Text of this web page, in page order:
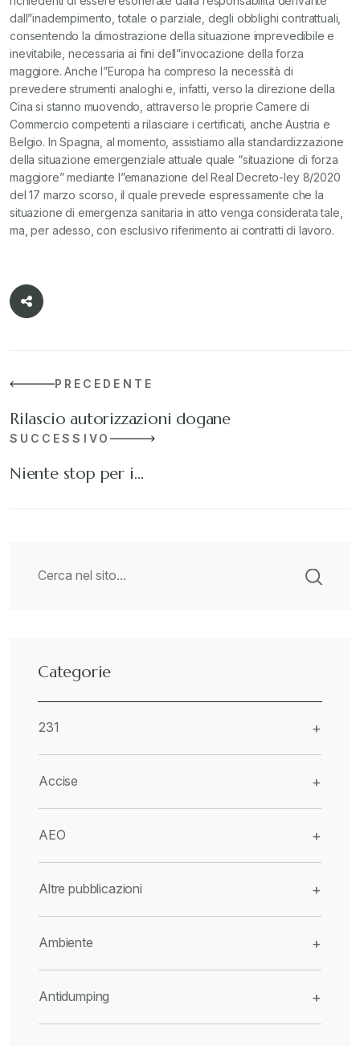
dall”inadempimento, totale o parziale, degli obblighi contrattuali,
consentendo la dimostrazione della situazione imprevedibile e
inevitabile, necessaria ai fini dell”invocazione della forza
maggiore. Anche l”Europa ha compreso la necessità di
prevedere strumenti analoghi e, infatti, verso la direzione della
Cina si stanno muovendo, attraverso le proprie Camere di
Commercio competenti a rilasciare i certificati, anche Austria e
Belgio. In Spagna, al momento, assistiamo alla standardizzazione
della situazione emergenziale attuale quale “situazione di forza
maggiore” mediante l”emanazione del Real Decreto-ley 8/2020
del 17 marzo scorso, il quale prevede espressamente che la
situazione di emergenza sanitaria in atto venga considerata tale,
ma, per adesso, con esclusivo riferimento ai contratti di lavoro.
PRECEDENTE
Rilascio autorizzazioni dogane
SUCCESSIVO
Niente stop per i…
Categorie
231 +
Accise +
AEO +
Altre pubblicazioni +
Ambiente +
Antidumping +